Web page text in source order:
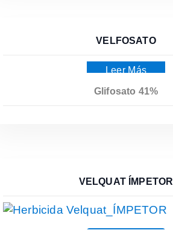
VELFOSATO
Leer Más
Glifosato 41%
VELQUAT ÍMPETOR